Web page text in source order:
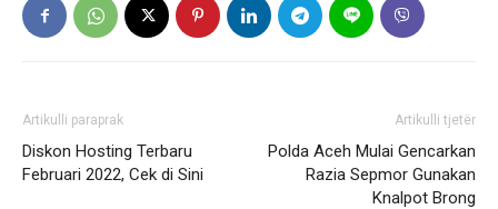
Artikulli paraprak
Diskon Hosting Terbaru
Februari 2022, Cek di Sini
Artikulli tjetër
Polda Aceh Mulai Gencarkan
Razia Sepmor Gunakan
Knalpot Brong